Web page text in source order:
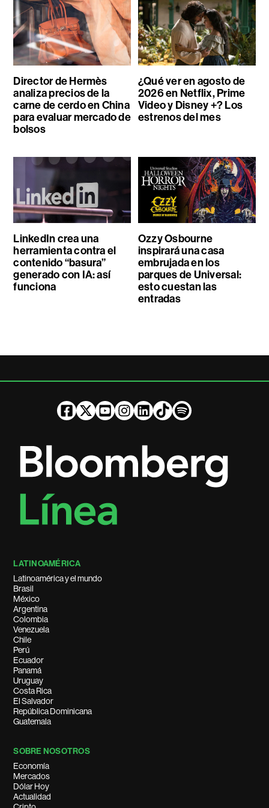
Director de Hermès
analiza precios de la
carne de cerdo en China
para evaluar mercado de
bolsos
¿Qué ver en agosto de
2026 en Netflix, Prime
Video y Disney +? Los
estrenos del mes
LinkedIn crea una
herramienta contra el
contenido “basura”
generado con IA: así
funciona
Ozzy Osbourne
inspirará una casa
embrujada en los
parques de Universal:
esto cuestan las
entradas
LATINOAMÉRICA
Latinoamérica y el mundo
Brasil
México
Argentina
Colombia
Venezuela
Chile
Perú
Ecuador
Panamá
Uruguay
Costa Rica
El Salvador
República Dominicana
Guatemala
SOBRE NOSOTROS
Economía
Mercados
Dólar Hoy
Actualidad